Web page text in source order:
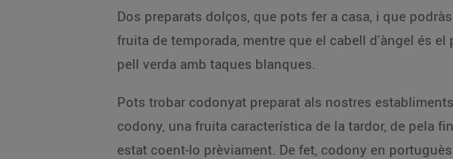
Dos preparats dolços, que pots fer a casa, i que
fruita de temporada, mentre que el cabell d'àngel és
pell verda amb taques blanques.
Pots trobar codonyat preparat als nostres
codony, una fruita característica de la tardor, de pela
estat coent-lo prèviament. De fet, codony en